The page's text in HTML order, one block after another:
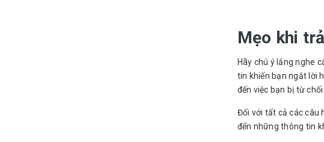
Mẹo khi
Hãy chú ý lắng nghe
tin khiến bạn ngắt lời
đến việc bạn bị từ
Đối với tất cả các câu
đến những thông tin